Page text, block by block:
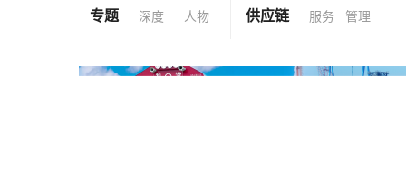
专题 深度 人物 供应链 服务 管理